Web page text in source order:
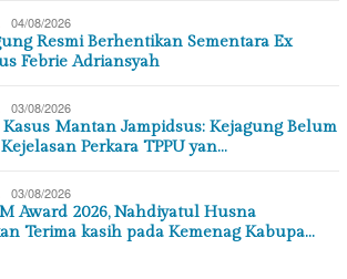
04/08/2026
Resmi Berhentikan Sementara Ex
Febrie Adriansyah
03/08/2026
Mantan Jampidsus: Kejagung Belum
Perkara TPPU yan…
03/08/2026
Award 2026, Nahdiyatul Husna
Terima kasih pada Kemenag Kabupa…